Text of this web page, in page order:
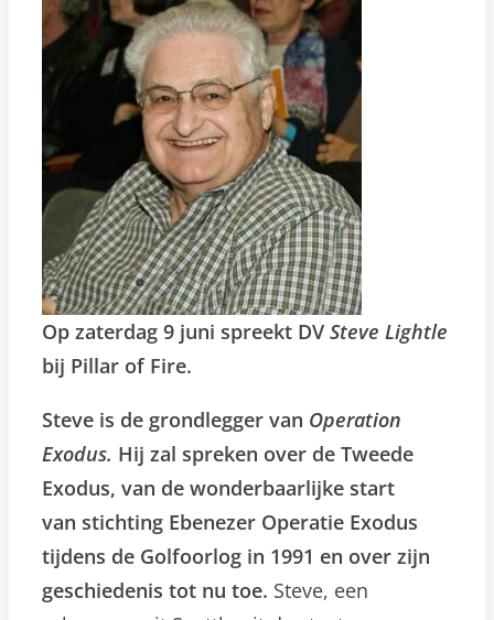
Op zaterdag 9 juni spreekt DV Steve Lightle
bij Pillar of Fire.
Steve is de grondlegger van Operation
Exodus. Hij zal spreken over de Tweede
Exodus, van de wonderbaarlijke start
van stichting Ebenezer Operatie Exodus
tijdens de Golfoorlog in 1991 en over zijn
geschiedenis tot nu toe. Steve, een